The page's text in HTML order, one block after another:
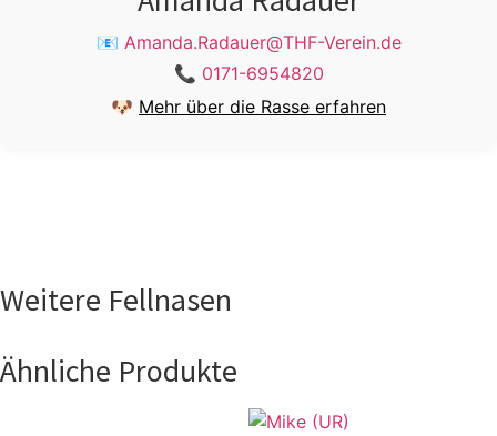
📧 Amanda.Radauer@THF-Verein.de
📞 0171-6954820
🐶 Mehr über die Rasse erfahren
Weitere Fellnasen
Ähnliche Produkte